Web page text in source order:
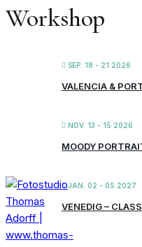
Workshop
SEP. 18 - 21 2026
VALENCIA &
NOV. 13 - 15 2026
MOODY
JAN. 02 - 05 2027
VENEDIG –